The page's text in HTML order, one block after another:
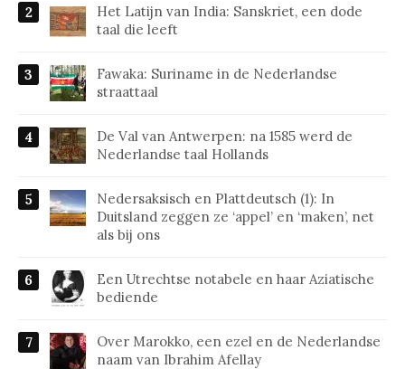
Het Latijn van India: Sanskriet, een dode
taal die leeft
Fawaka: Suriname in de Nederlandse
straattaal
De Val van Antwerpen: na 1585 werd de
Nederlandse taal Hollands
Nedersaksisch en Plattdeutsch (1): In
Duitsland zeggen ze ‘appel’ en ‘maken’, net
als bij ons
Een Utrechtse notabele en haar Aziatische
bediende
Over Marokko, een ezel en de Nederlandse
naam van Ibrahim Afellay